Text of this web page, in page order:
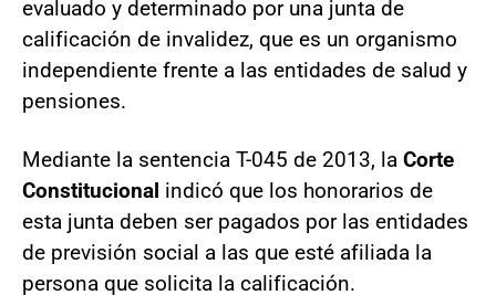
evaluado y determinado por una junta de
calificación de invalidez, que es un organismo
independiente frente a las entidades de salud y
pensiones.
Mediante la sentencia T-045 de 2013, la Corte
Constitucional indicó que los honorarios de
esta junta deben ser pagados por las entidades
de previsión social a las que esté afiliada la
persona que solicita la calificación.